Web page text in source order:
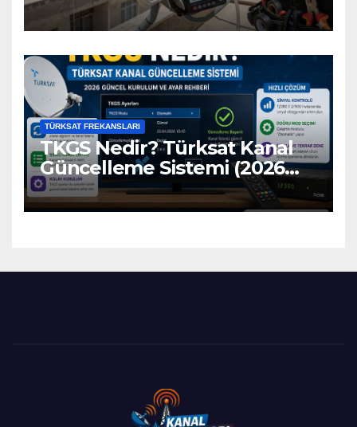
TÜRKSAT FREKANSLARI
TKGS Nedir? Türksat Kanal
Güncelleme Sistemi (2026
Ayarları)